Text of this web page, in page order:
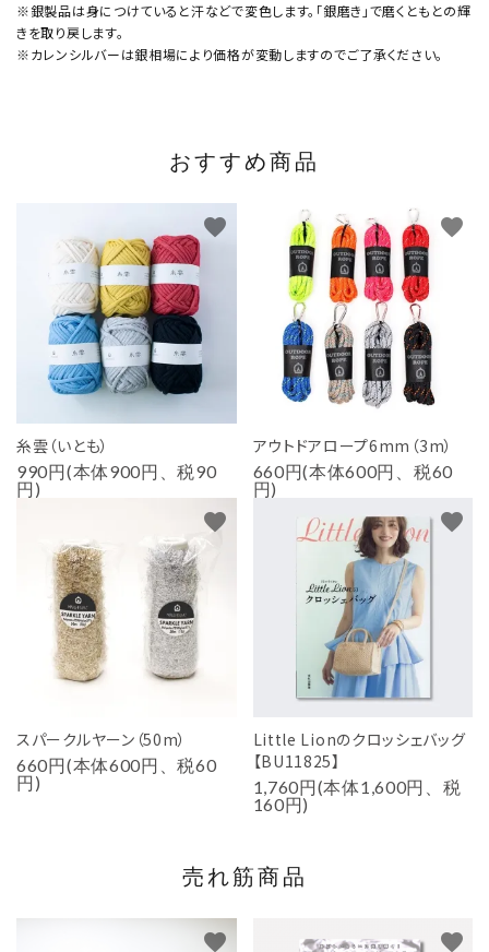
※銀製品は身につけていると汗などで変色します。「銀磨き」で磨くともとの輝
きを取り戻します。
※カレンシルバーは銀相場により価格が変動しますのでご了承ください。
おすすめ商品
糸雲（いとも）
990円(本体900円、税90
円)
favorite
アウトドアロープ6mm（3m）
660円(本体600円、税60
円)
favorite
スパークルヤーン（50m）
660円(本体600円、税60
円)
favorite
Little Lionのクロッシェバッグ
【BU11825】
1,760円(本体1,600円、税
160円)
favorite
売れ筋商品
favorite favorite